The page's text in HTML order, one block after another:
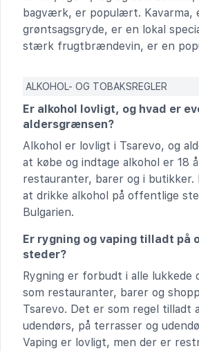
bagværk, er populært. Kavarma,
grøntsagsgryde, er en lokal
stærk frugtbrændevin, er en
ALKOHOL- OG TOBAKSREGLER
Er alkohol lovligt, og hvad er
aldersgrænsen?
Alkohol er lovligt i Tsarevo, og
at købe og indtage alkohol er 18
restauranter, barer og i
at drikke alkohol på offentlige
Bulgarien.
Er rygning og vaping tilladt på
steder?
Rygning er forbudt i alle lukkede
som restauranter, barer og
Tsarevo. Det er som regel tilladt
udendørs, på terrasser og
Vaping er lovligt, men der er